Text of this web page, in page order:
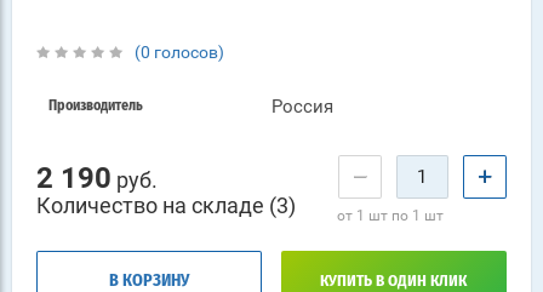
(0 голосов)
Производитель Россия
2 190 руб.
Количество на складе (3)
− +
от 1 шт по 1 шт
В КОРЗИНУ КУПИТЬ В ОДИН КЛИК